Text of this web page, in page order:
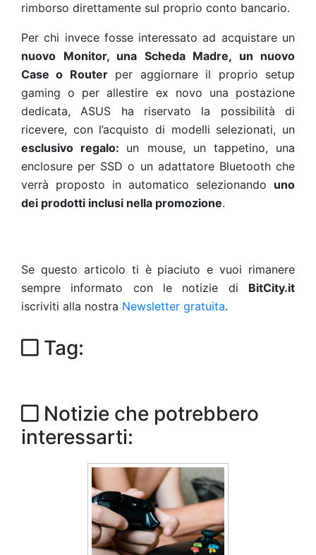
rimborso direttamente sul proprio conto bancario.
Per chi invece fosse interessato ad acquistare un
nuovo Monitor, una Scheda Madre, un nuovo
Case o Routerper aggiornare il proprio setup
gaming o per allestire ex novo una postazione
dedicata, ASUS ha riservato la possibilità di
ricevere, con l’acquisto di modelli selezionati, un
esclusivo regalo: un mouse, un tappetino, una
enclosure per SSD o un adattatore Bluetooth che
verrà proposto in automatico selezionando uno
dei prodotti inclusi nella promozione.
Se questo articolo ti è piaciuto e vuoi rimanere
sempre informato con le notizie di BitCity.it
iscriviti alla nostra Newsletter gratuita.
Tag:
Notizie che potrebbero
interessarti: